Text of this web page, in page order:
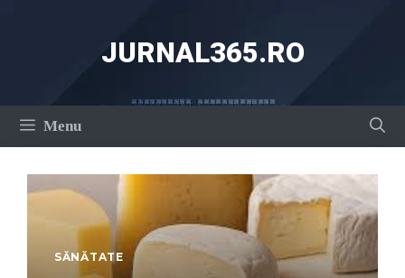
JURNAL365.RO
Menu
SĂNĂTATE